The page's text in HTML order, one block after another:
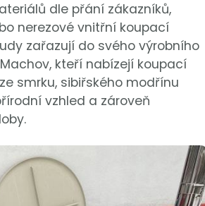
dle přání zákazníků,
nerezové vnitřní koupací
zařazují do svého výrobního
kteří nabízejí koupací
smrku, sibiřského modřínu
vzhled a zároveň